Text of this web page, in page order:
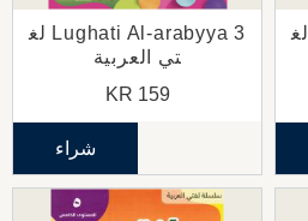
Lughati Al-arabyya 2 لغ
Lughati Al-arabyya 3 لغ
تي العربية
159
شراء